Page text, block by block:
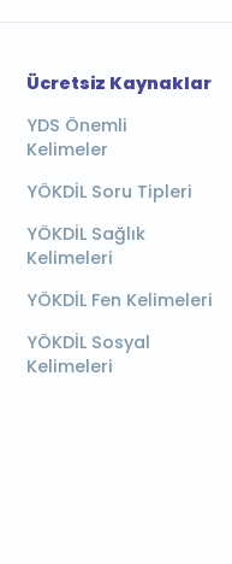
Ücretsiz Kaynaklar
YDS Önemli
Kelimeler
YÖKDİL Soru Tipleri
YÖKDİL Sağlık
Kelimeleri
YÖKDİL Fen Kelimeleri
YÖKDİL Sosyal
Kelimeleri